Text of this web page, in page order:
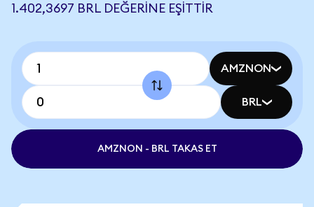
1.402,3697 BRL DEĞERINE EŞITTIR
AMZNON
BRL
AMZNON - BRL TAKAS ET